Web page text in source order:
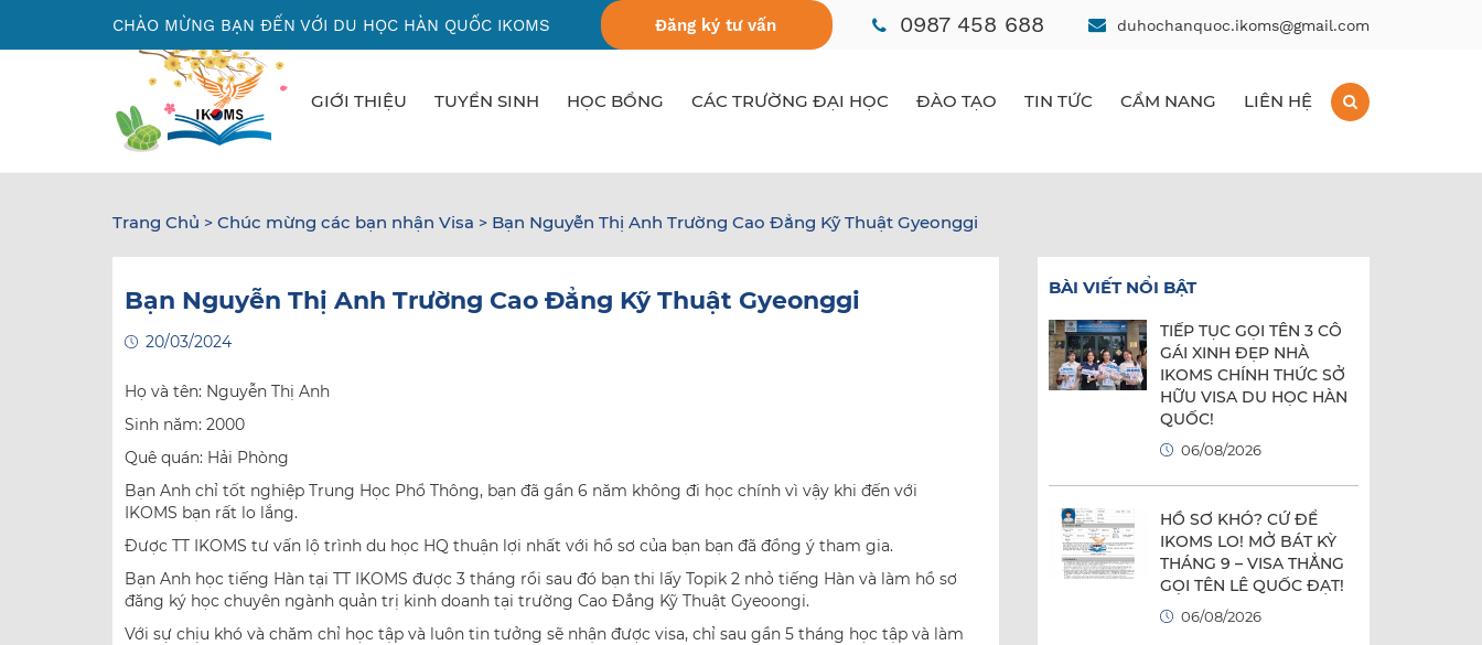
nội
CHÀO MỪNG BẠN ĐẾN VỚI DU HỌC HÀN QUỐC IKOMS Đăng ký tư vấn 0987 458 688 duhochanquoc.ikoms@gmail.com
GIỚI THIỆU TUYỂN SINH HỌC BỔNG CÁC TRƯỜNG ĐẠI HỌC ĐÀO TẠO TIN TỨC CẨM NANG LIÊN HỆ
Trang Chủ > Chúc mừng các bạn nhận Visa > Bạn Nguyễn Thị Anh Trường Cao Đẳng Kỹ Thuật Gyeonggi
Bạn Nguyễn Thị Anh Trường Cao Đẳng Kỹ Thuật Gyeonggi
20/03/2024
Họ và tên: Nguyễn Thị Anh
Sinh năm: 2000
Quê quán: Hải Phòng
Bạn Anh chỉ tốt nghiệp Trung Học Phổ Thông, bạn đã gần 6 năm không đi học chính vì vậy khi đến với
IKOMS bạn rất lo lắng.
Được TT IKOMS tư vấn lộ trình du học HQ thuận lợi nhất với hồ sơ của bạn bạn đã đồng ý tham gia.
Bạn Anh học tiếng Hàn tại TT IKOMS được 3 tháng rồi sau đó bạn thi lấy Topik 2 nhỏ tiếng Hàn và làm hồ sơ
đăng ký học chuyên ngành quản trị kinh doanh tại trường Cao Đẳng Kỹ Thuật Gyeoongi.
Với sự chịu khó và chăm chỉ học tập và luôn tin tưởng sẽ nhận được visa, chỉ sau gần 5 tháng học tập và làm
BÀI VIẾT NỔI BẬT
TIẾP TỤC GỌI TÊN 3 CÔ
GÁI XINH ĐẸP NHÀ
IKOMS CHÍNH THỨC SỞ
HỮU VISA DU HỌC HÀN
QUỐC!
06/08/2026
HỒ SƠ KHÓ? CỨ ĐỂ
IKOMS LO! MỞ BÁT KỲ
THÁNG 9 – VISA THẲNG
GỌI TÊN LÊ QUỐC ĐẠT!
06/08/2026